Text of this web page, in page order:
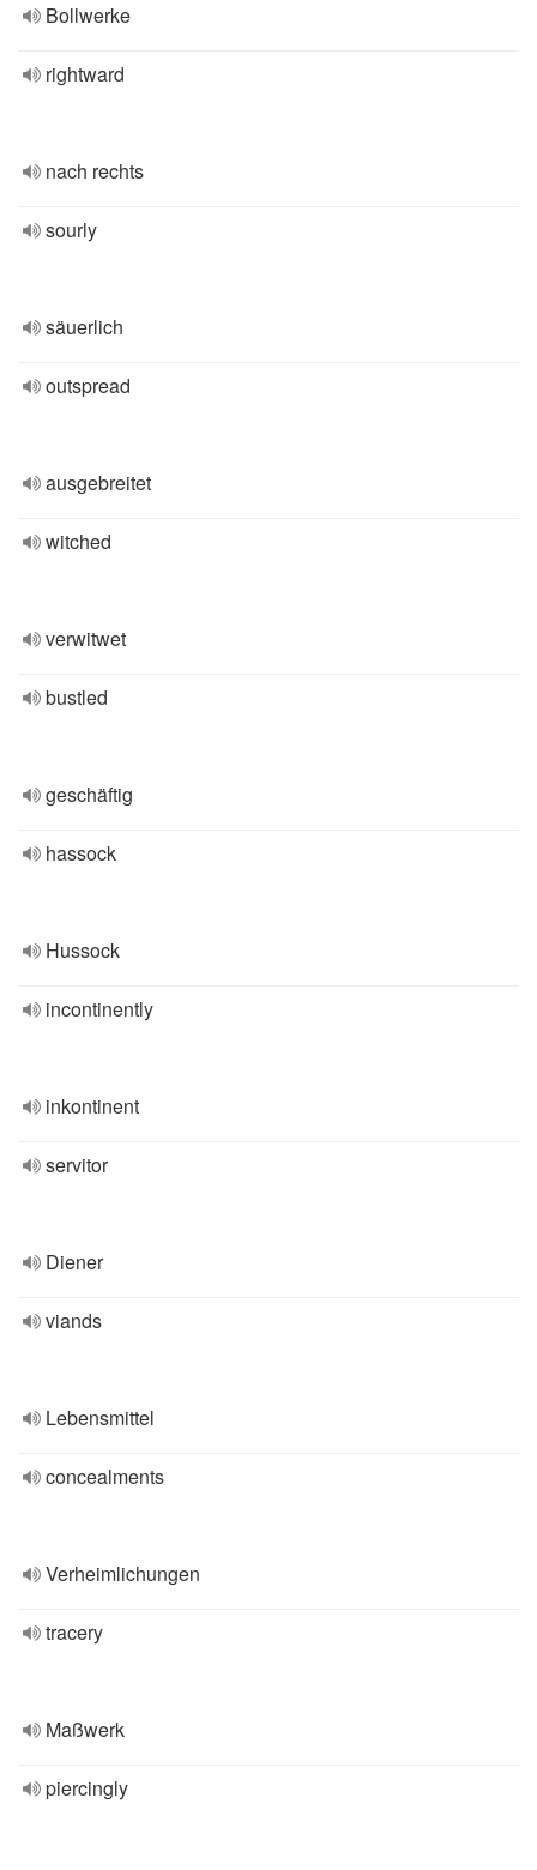
Bollwerke
rightward
nach rechts
sourly
säuerlich
outspread
ausgebreitet
witched
verwitwet
bustled
geschäftig
hassock
Hussock
incontinently
inkontinent
servitor
Diener
viands
Lebensmittel
concealments
Verheimlichungen
tracery
Maßwerk
piercingly